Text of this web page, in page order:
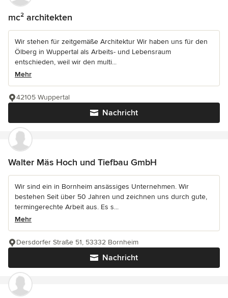
mc² architekten
Wir stehen für zeitgemäße Architektur Wir haben uns für den
Ölberg in Wuppertal als Arbeits- und Lebensraum
entschieden, weil wir den multi...
Mehr
Nachricht
42105 Wuppertal
Walter Mäs Hoch und Tiefbau GmbH
Wir sind ein in Bornheim ansässiges Unternehmen. Wir
bestehen Seit über 50 Jahren und zeichnen uns durch gute,
termingerechte Arbeit aus. Es s...
Mehr
Nachricht
Dersdorfer Straße 51, 53332 Bornheim